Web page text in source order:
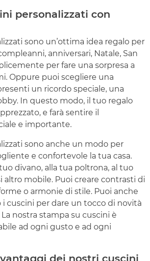
personalizzati con
sono un’ottima idea regalo per
anniversari, Natale, San
per fare una sorpresa a
Oppure puoi scegliere una
un ricordo speciale, una
In questo modo, il tuo regalo
e farà sentire il
e importante.
sono anche un modo per
e confortevole la tua casa.
divano, alla tua poltrona, al tuo
altro mobile. Puoi creare contrasti di
o armonie di stile. Puoi anche
i cuscini per dare un tocco di novità
nostra stampa su cuscini è
ad ogni gusto e ad ogni
dei nostri cuscini